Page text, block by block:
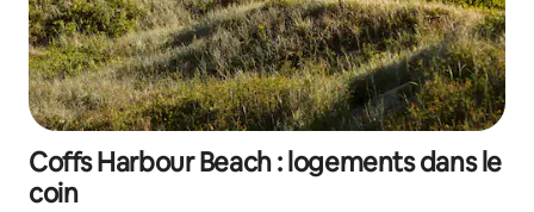
Coffs Harbour Beach : logements dans le
coin